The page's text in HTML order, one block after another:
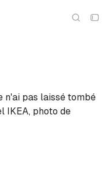
n'ai pas laissé tombé
IKEA, photo de